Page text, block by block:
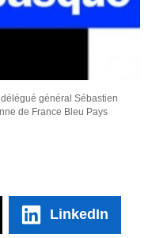
général Sébastien
de France Bleu Pays
LinkedIn